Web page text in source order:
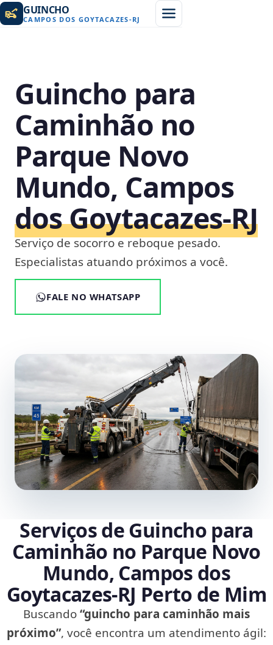
GUINCHO
CAMPOS DOS GOYTACAZES-RJ
Guincho para
Caminhão no
Parque Novo
Mundo, Campos
dos Goytacazes‑RJ
Serviço de socorro e reboque pesado.
Especialistas atuando próximos a você.
FALE NO WHATSAPP
Serviços de Guincho para
Caminhão no Parque Novo
Mundo, Campos dos
Goytacazes‑RJ Perto de Mim
Buscando“guincho para caminhão mais
próximo”, você encontra um atendimento ágil: